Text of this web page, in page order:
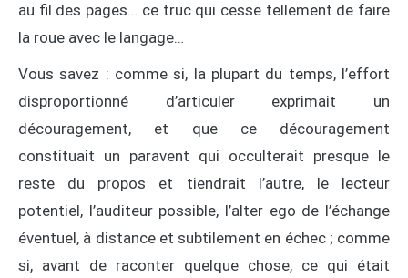
au fil des pages… ce truc qui cesse tellement de faire
la roue avec le langage…
Vous savez : comme si, la plupart du temps, l’effort
disproportionné d’articuler exprimait un
découragement, et que ce découragement
constituait un paravent qui occulterait presque le
reste du propos et tiendrait l’autre, le lecteur
potentiel, l’auditeur possible, l’alter ego de l’échange
éventuel, à distance et subtilement en échec ; comme
si, avant de raconter quelque chose, ce qui était